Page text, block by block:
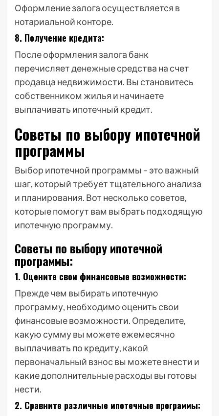
Оформление залога осуществляется в
нотариальной конторе.
8. Получение кредита:
После оформления залога банк
перечисляет денежные средства на счет
продавца недвижимости. Вы становитесь
собственником жилья и начинаете
выплачивать ипотечный кредит.
Советы по выбору ипотечной
программы
Выбор ипотечной программы – это важный
шаг, который требует тщательного анализа
и планирования. Вот несколько советов,
которые помогут вам выбрать подходящую
ипотечную программу.
Советы по выбору ипотечной
программы:
1. Оцените свои финансовые возможности:
Прежде чем выбирать ипотечную
программу, необходимо оценить свои
финансовые возможности. Определите,
какую сумму вы можете ежемесячно
выплачивать по кредиту, какой
первоначальный взнос вы можете внести и
какие дополнительные расходы вы готовы
нести.
2. Сравните различные ипотечные программы: